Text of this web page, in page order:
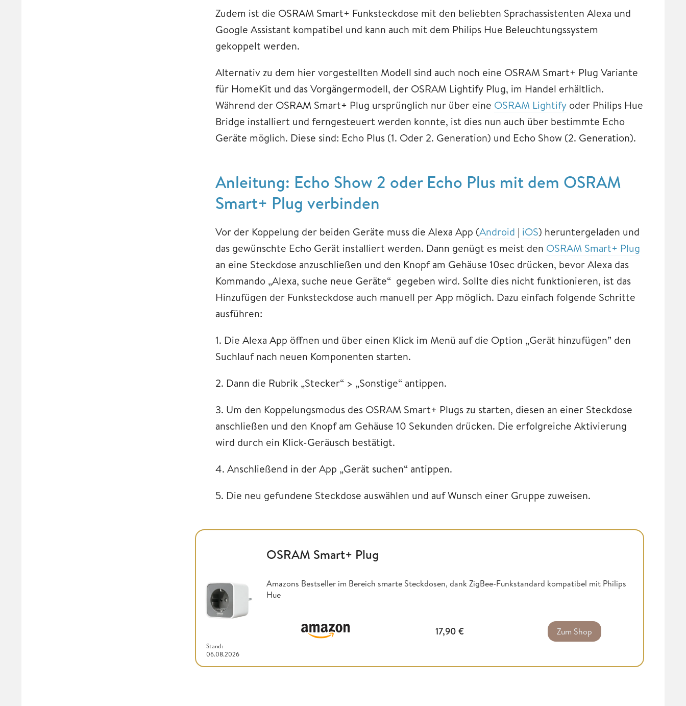
Zudem ist die OSRAM Smart+ Funksteckdose mit den beliebten Sprachassistenten Alexa und
Google Assistant kompatibel und kann auch mit dem Philips Hue Beleuchtungssystem
gekoppelt werden.
Alternativ zu dem hier vorgestellten Modell sind auch noch eine OSRAM Smart+ Plug Variante
für HomeKit und das Vorgängermodell, der OSRAM Lightify Plug, im Handel erhältlich.
Während der OSRAM Smart+ Plug ursprünglich nur über eine OSRAM Lightify oder Philips Hue
Bridge installiert und ferngesteuert werden konnte, ist dies nun auch über bestimmte Echo
Geräte möglich. Diese sind: Echo Plus (1. Oder 2. Generation) und Echo Show (2. Generation).
Anleitung: Echo Show 2 oder Echo Plus mit dem OSRAM
Smart+ Plug verbinden
Vor der Koppelung der beiden Geräte muss die Alexa App (Android | iOS) heruntergeladen und
das gewünschte Echo Gerät installiert werden. Dann genügt es meist den OSRAM Smart+ Plug
an eine Steckdose anzuschließen und den Knopf am Gehäuse 10sec drücken, bevor Alexa das
Kommando „Alexa, suche neue Geräte“ gegeben wird. Sollte dies nicht funktionieren, ist das
Hinzufügen der Funksteckdose auch manuell per App möglich. Dazu einfach folgende Schritte
ausführen:
1. Die Alexa App öffnen und über einen Klick im Menü auf die Option „Gerät hinzufügen” den
Suchlauf nach neuen Komponenten starten.
2. Dann die Rubrik „Stecker“ > „Sonstige“ antippen.
3. Um den Koppelungsmodus des OSRAM Smart+ Plugs zu starten, diesen an einer Steckdose
anschließen und den Knopf am Gehäuse 10 Sekunden drücken. Die erfolgreiche Aktivierung
wird durch ein Klick-Geräusch bestätigt.
4. Anschließend in der App „Gerät suchen“ antippen.
5. Die neu gefundene Steckdose auswählen und auf Wunsch einer Gruppe zuweisen.
Stand:
06.08.2026
OSRAM Smart+ Plug
Amazons Bestseller im Bereich smarte Steckdosen, dank ZigBee-Funkstandard kompatibel mit Philips
Hue
17,90€ Zum Shop